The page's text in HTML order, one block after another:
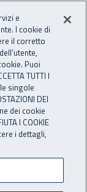
Apri cerca
la
e
I cookie di
il corretto
Puoi
TUTTI I
singole
DEI
dei cookie
I COOKIE
i dettagli,